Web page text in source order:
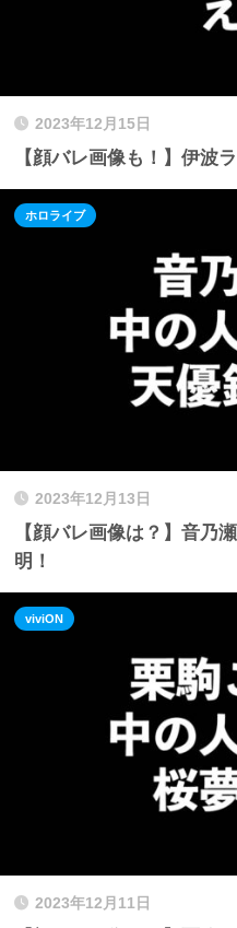
2023年12月15日
【顔バレ画像も！】伊波
2023年12月13日
【顔バレ画像は？】音乃
明！
ホロライブ
2023年12月11日
viviON